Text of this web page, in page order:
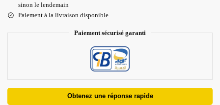
sinon le lendemain
Paiement à la livraison disponible
Paiement sécurisé garanti
Obtenez une réponse rapide